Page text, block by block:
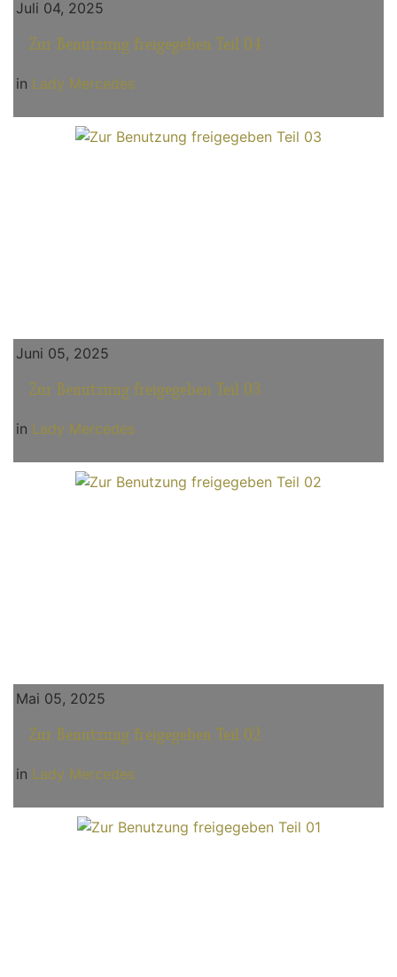
Juli 04, 2025
Zur Benutzung freigegeben Teil 04
in Lady Mercedes
Juni 05, 2025
Zur Benutzung freigegeben Teil 03
in Lady Mercedes
Mai 05, 2025
Zur Benutzung freigegeben Teil 02
in Lady Mercedes